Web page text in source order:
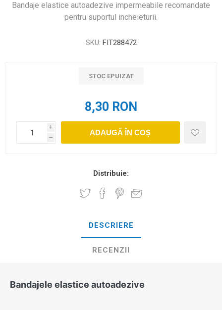
Bandaje elastice autoadezive impermeabile recomandate
pentru suportul incheieturii.
SKU: FIT288472
STOC EPUIZAT
8,30 RON
i
h
ADAUGĂ ÎN COȘ
Distribuie:
DESCRIERE
RECENZII
Bandajele elastice autoadezive